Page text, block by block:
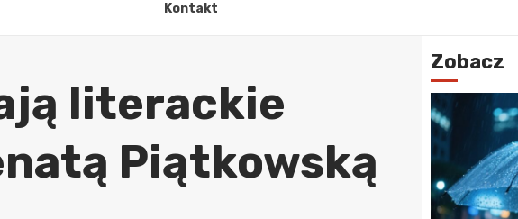
Kontakt
literackie
Piątkowską
Zobacz